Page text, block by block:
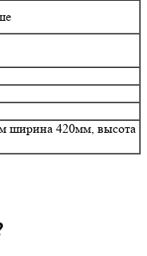
ширина 420мм, высота